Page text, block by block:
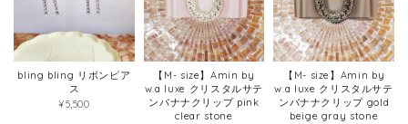
bling bling リボンピア
ス
¥5,500
【M- size】Amin by
w.a luxe クリスタルサテ
ンバナナクリップ pink
clear stone
【M- size】Amin by
w.a luxe クリスタルサテ
ンバナナクリップ gold
beige gray stone